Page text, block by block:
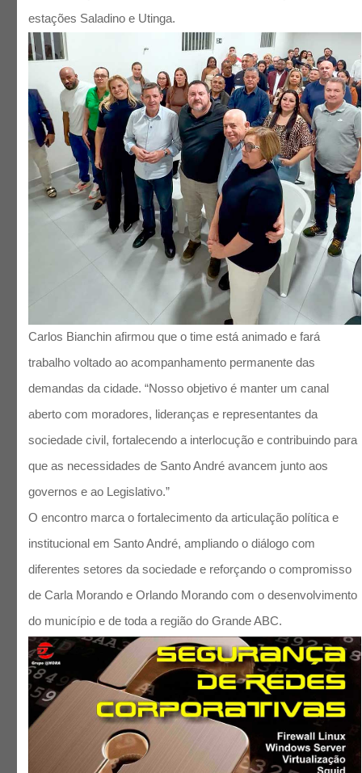
estações Saladino e Utinga.
Carlos Bianchin afirmou que o time está animado e fará
trabalho voltado ao acompanhamento permanente das
demandas da cidade. “Nosso objetivo é manter um canal
aberto com moradores, lideranças e representantes da
sociedade civil, fortalecendo a interlocução e contribuindo para
que as necessidades de Santo André avancem junto aos
governos e ao Legislativo.”
O encontro marca o fortalecimento da articulação política e
institucional em Santo André, ampliando o diálogo com
diferentes setores da sociedade e reforçando o compromisso
de Carla Morando e Orlando Morando com o desenvolvimento
do município e de toda a região do Grande ABC.